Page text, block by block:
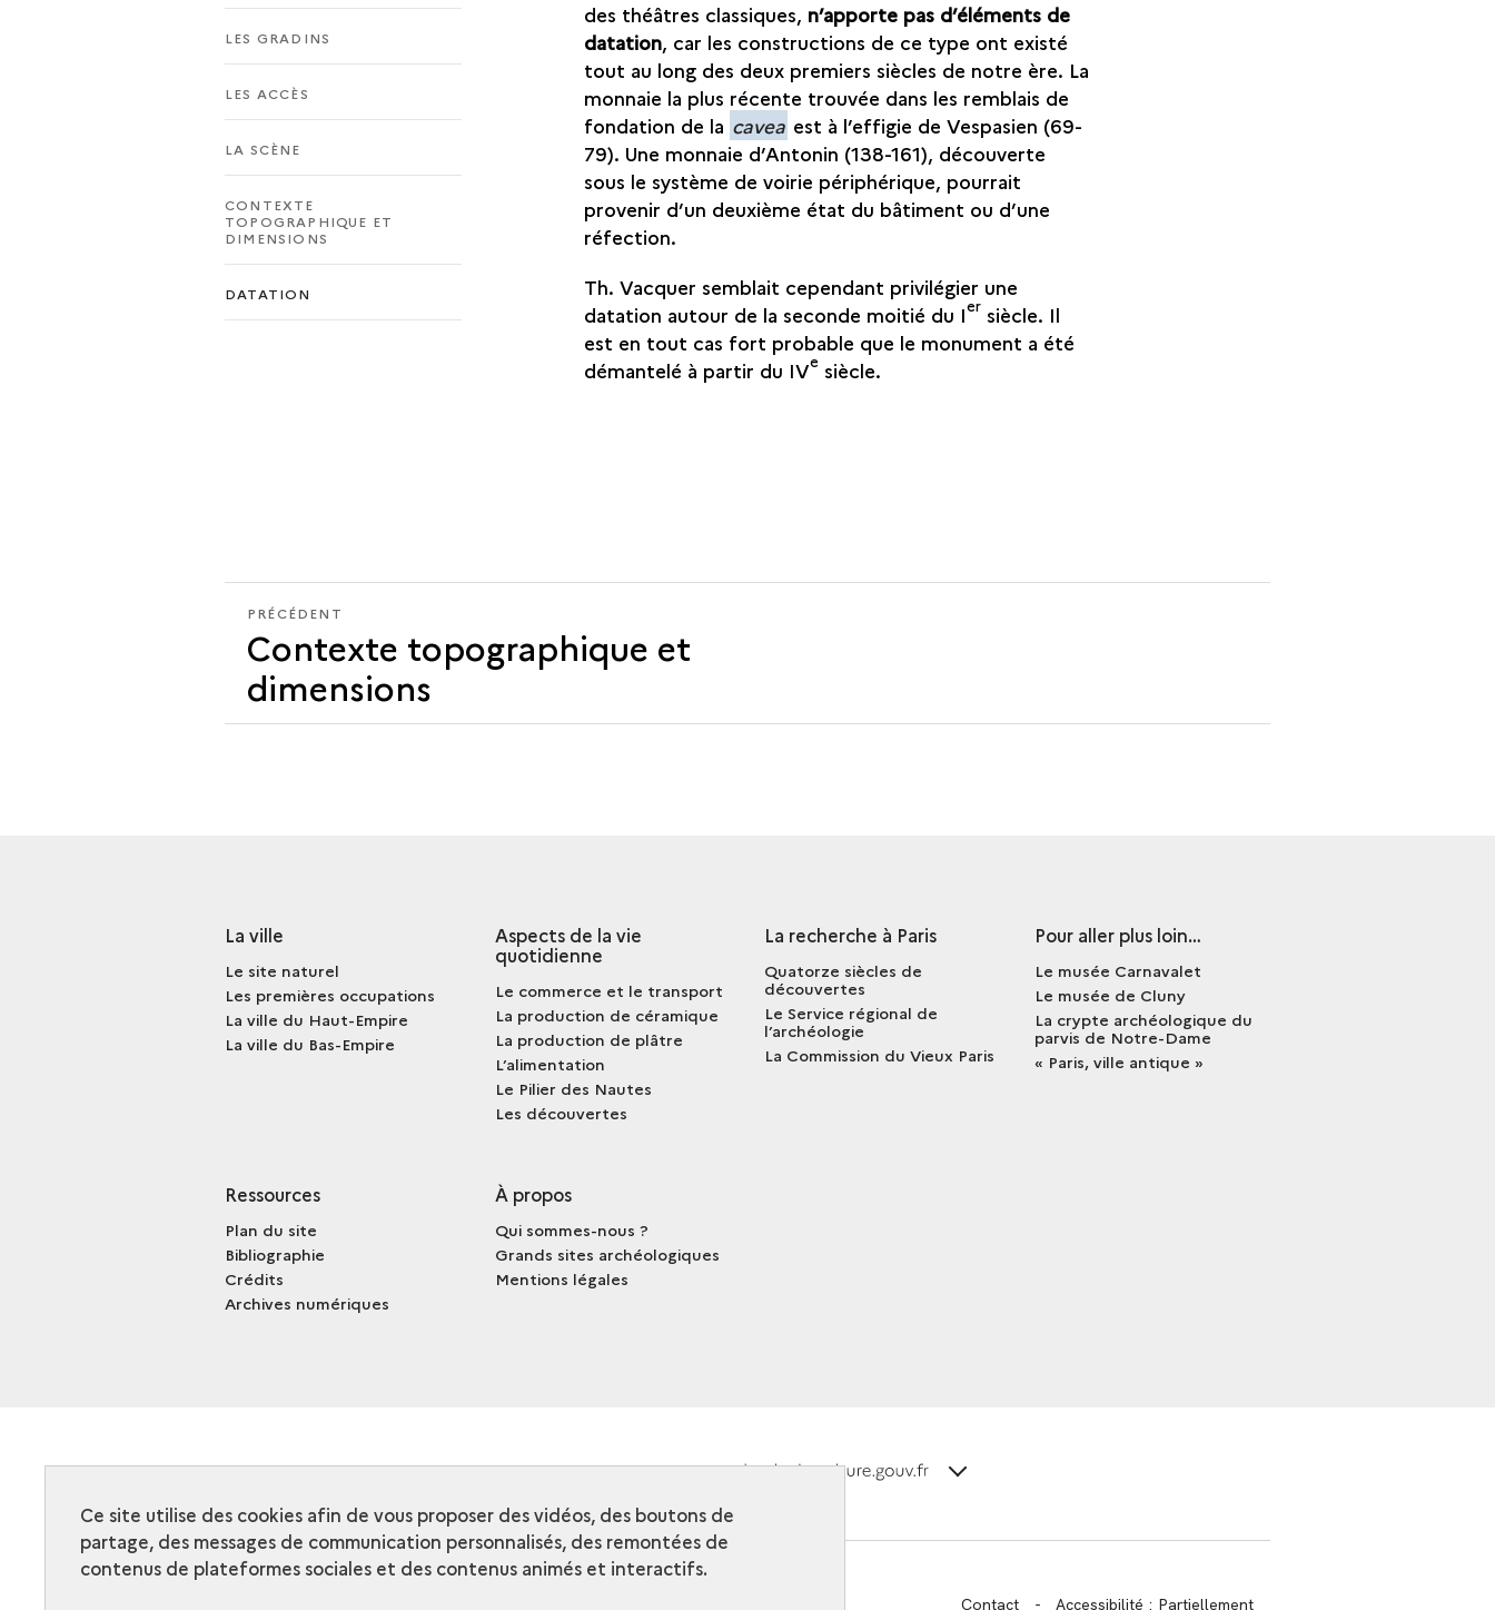
LES GRADINS
LES ACCÈS
LA SCÈNE
CONTEXTE
TOPOGRAPHIQUE ET
DIMENSIONS
DATATION
des théâtres classiques, n’apporte pas d’éléments de
datation, car les constructions de ce type ont existé
tout au long des deux premiers siècles de notre ère. La
monnaie la plus récente trouvée dans les remblais de
fondation de la cavea est à l’effigie de Vespasien (69-
79). Une monnaie d’Antonin (138-161), découverte
sous le système de voirie périphérique, pourrait
provenir d’un deuxième état du bâtiment ou d’une
réfection.
Th. Vacquer semblait cependant privilégier une
datation autour de la seconde moitié du Ier siècle. Il
est en tout cas fort probable que le monument a été
démantelé à partir du IVe siècle.
PRÉCÉDENT
PRÉCÉDENT
Contexte topographique et
dimensions
La ville
Le site naturel
Les premières occupations
La ville du Haut-Empire
La ville du Bas-Empire
Aspects de la vie
quotidienne
Le commerce et le transport
La production de céramique
La production de plâtre
L’alimentation
Le Pilier des Nautes
Les découvertes
La recherche à Paris
Quatorze siècles de
découvertes
Le Service régional de
l’archéologie
La Commission du Vieux Paris
Pour aller plus loin…
Le musée Carnavalet
Le musée de Cluny
La crypte archéologique du
parvis de Notre-Dame
« Paris, ville antique »
Ressources
Plan du site
Bibliographie
Crédits
Archives numériques
À propos
Qui sommes-nous ?
Grands sites archéologiques
Mentions légales
Découvrir la collection terms_trans.bandeau_cutlure.archeo
Contact - Accessibilité : Partiellement
Ce site utilise des cookies afin de vous proposer des vidéos, des boutons de
partage, des messages de communication personnalisés, des remontées de
contenus de plateformes sociales et des contenus animés et interactifs.